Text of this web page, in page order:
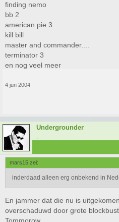
finding nemo
bb 2
american pie 3
kill bill
master and commander....
terminator 3
en nog veel meer
4 jun 2004
Undergrounder
mars15 zei:
inderdaad alleen erg onbekend in
En jammer dat die nu is
overschaduwd door grote